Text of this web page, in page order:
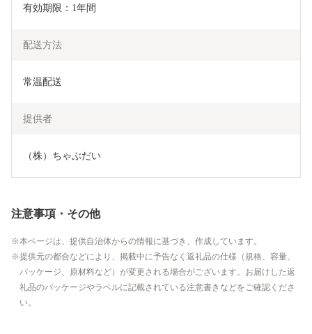
有効期限：1年間
配送方法
常温配送
提供者
（株）ちゃぶだい
注意事項・その他
本ページは、提供自治体からの情報に基づき、作成しています。
提供元の都合などにより、掲載中に予告なく返礼品の仕様（規格、容量、
パッケージ、原材料など）が変更される場合がございます。お届けした返
礼品のパッケージやラベルに記載されている注意書きなどをご確認くださ
い。